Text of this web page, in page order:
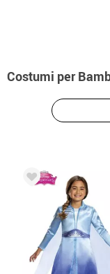
Costumi per